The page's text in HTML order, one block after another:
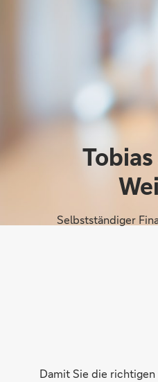
Selbstständiger
Damit Sie die